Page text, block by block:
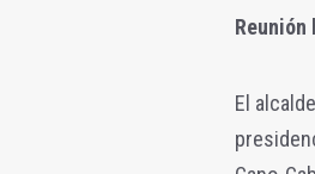
Reunión
El